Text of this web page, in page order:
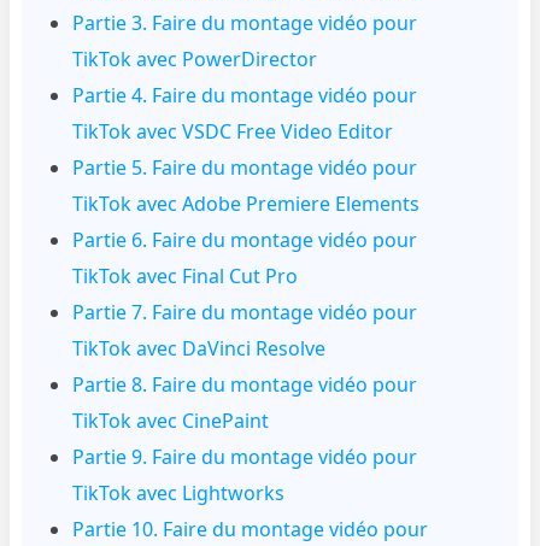
Partie 3. Faire du montage vidéo pour
TikTok avec PowerDirector
Partie 4. Faire du montage vidéo pour
TikTok avec VSDC Free Video Editor
Partie 5. Faire du montage vidéo pour
TikTok avec Adobe Premiere Elements
Partie 6. Faire du montage vidéo pour
TikTok avec Final Cut Pro
Partie 7. Faire du montage vidéo pour
TikTok avec DaVinci Resolve
Partie 8. Faire du montage vidéo pour
TikTok avec CinePaint
Partie 9. Faire du montage vidéo pour
TikTok avec Lightworks
Partie 10. Faire du montage vidéo pour